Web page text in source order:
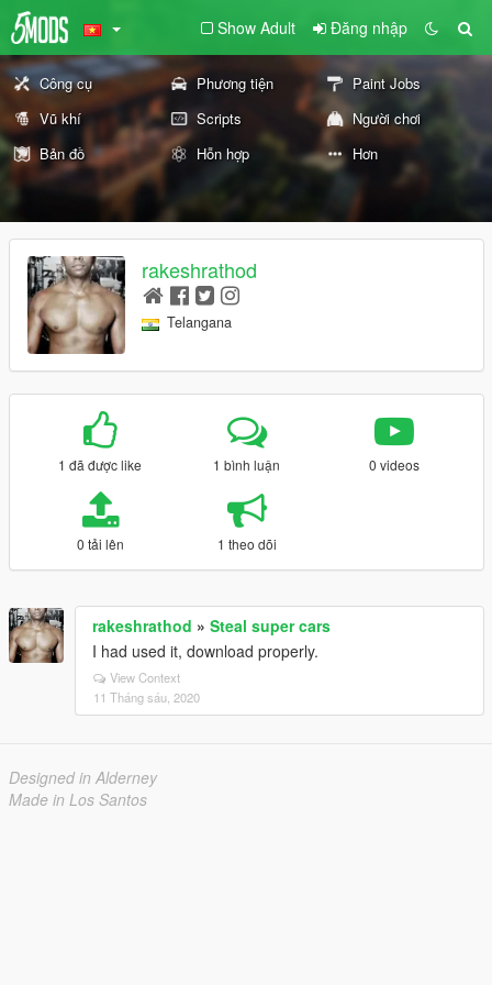
Show Adult Đăng nhập
Công cụ Phương tiện
Paint Jobs
Vũ khí
Scripts
Người chơi
Bản đồ
Hỗn hợp Hơn
rakeshrathod
Telangana
1 đã được like 1 bình luận 0 videos
0 tải lên 1 theo dõi
rakeshrathod » Steal super cars
I had used it, download properly.
View Context
11 Tháng sáu, 2020
Designed in Alderney
Made in Los Santos